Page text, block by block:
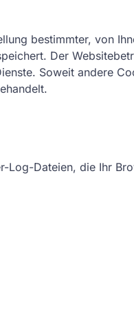
bestimmter, von
Der
Soweit andere
Dateien, die Ihr